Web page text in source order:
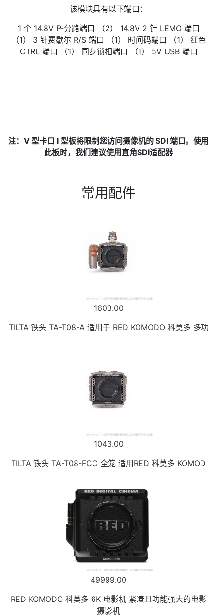
该模块具有以下端口：
1 个 14.8V P-分路端口 （2） 14.8V 2 针 LEMO 端口
（1） 3 针费歇尔 R/S 端口 （1） 时间码端口 （1） 红色
CTRL 端口 （1） 同步锁相端口 （1） 5V USB 端口
注：V 型卡口 I 型板将限制您访问摄像机的 SDI 端口。使用
此板时，我们建议使用直角SDI适配器
常用配件
1603.00
TILTA 铁头 TA-T08-A 适用于 RED KOMODO 科莫多 多功
1043.00
TILTA 铁头 TA-T08-FCC 全笼 适用RED 科莫多 KOMOD
49999.00
RED KOMODO 科莫多 6K 电影机 紧凑且功能强大的电影
摄影机